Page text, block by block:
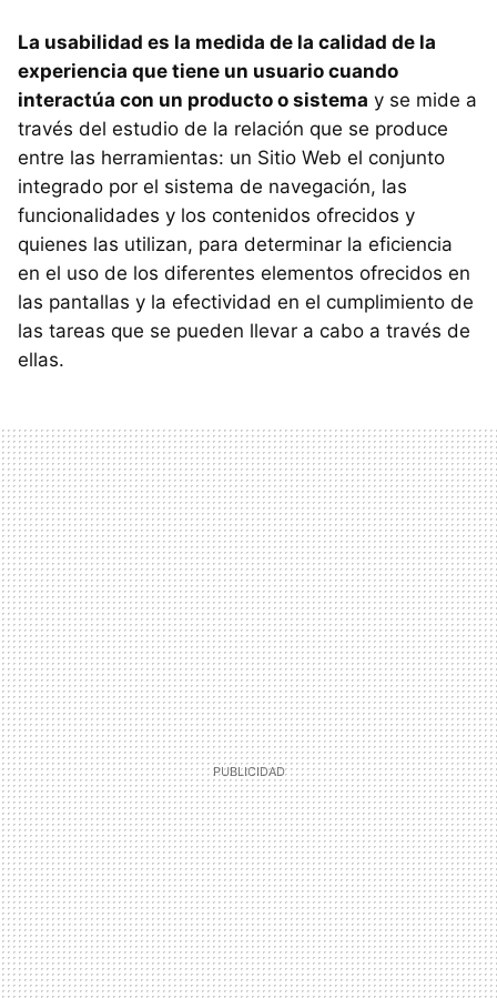
La usabilidad es la medida de la calidad de la
experiencia que tiene un usuario cuando
interactúa con un producto o sistema y se mide a
través del estudio de la relación que se produce
entre las herramientas: un Sitio Web el conjunto
integrado por el sistema de navegación, las
funcionalidades y los contenidos ofrecidos y
quienes las utilizan, para determinar la eficiencia
en el uso de los diferentes elementos ofrecidos en
las pantallas y la efectividad en el cumplimiento de
las tareas que se pueden llevar a cabo a través de
ellas.